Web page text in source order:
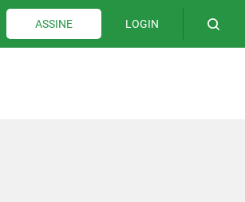
ASSINE LOGIN